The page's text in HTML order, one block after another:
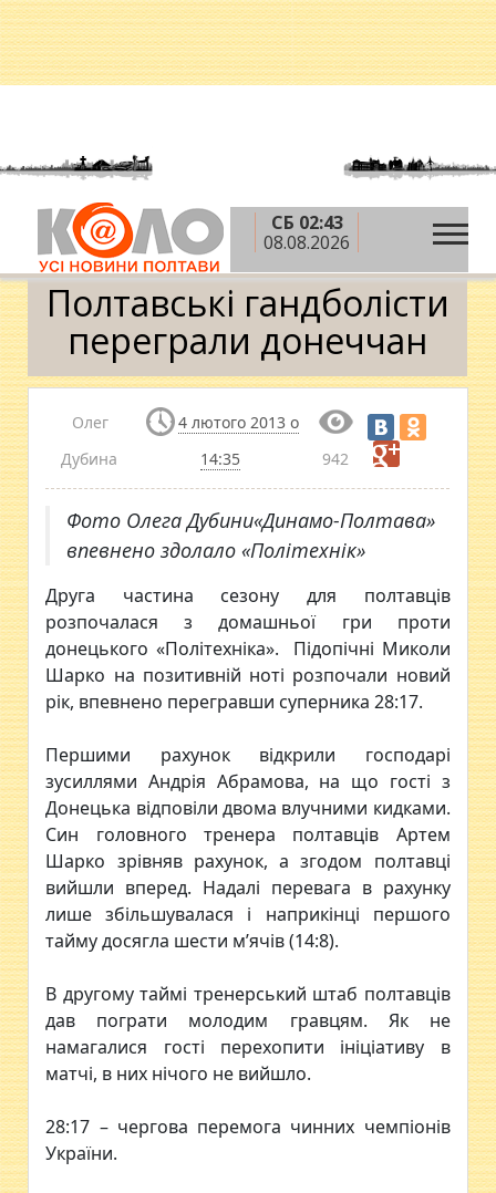
СБ 02:43
08.08.2026
Головна » Новини » Спорт »Полтавські
гандболісти переграли донеччан
Полтавські гандболісти
переграли донеччан
Олег
Дубина
4 лютого 2013 о
14:35
942
Фото Олега Дубини«Динамо-Полтава»
впевнено здолало «Політехнік»
Друга частина сезону для полтавців
розпочалася з домашньої гри проти
донецького «Політехніка». Підопічні Миколи
Шарко на позитивній ноті розпочали новий
рік, впевнено перегравши суперника 28:17.
Першими рахунок відкрили господарі
зусиллями Андрія Абрамова, на що гості з
Донецька відповіли двома влучними кидками.
Син головного тренера полтавців Артем
Шарко зрівняв рахунок, а згодом полтавці
вийшли вперед. Надалі перевага в рахунку
лише збільшувалася і наприкінці першого
тайму досягла шести м’ячів (14:8).
В другому таймі тренерський штаб полтавців
дав пограти молодим гравцям. Як не
намагалися гості перехопити ініціативу в
матчі, в них нічого не вийшло.
28:17 – чергова перемога чинних чемпіонів
України.